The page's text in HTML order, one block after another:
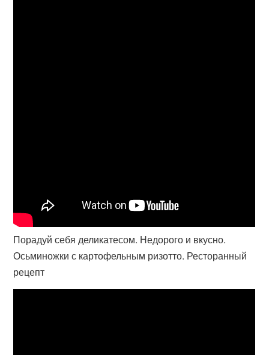
Порадуй себя деликатесом. Недорого и вкусно.
Осьминожки с картофельным ризотто. Ресторанный
рецепт